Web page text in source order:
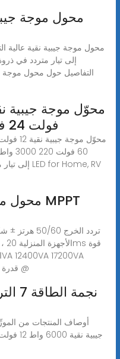
محول موجة
إلى تيار متردد في
التفاصيل حول محول موجة
فولت 24 فولت 48 فولت 60 فولت
تردد الخرج
22000VA قدرة الزائد وضع البطارية: 21 ثانية @